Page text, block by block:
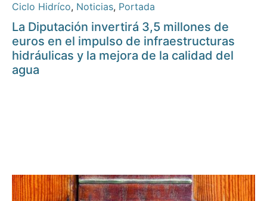
Ciclo Hidríco, Noticias, Portada
La Diputación invertirá 3,5 millones de
euros en el impulso de infraestructuras
hidráulicas y la mejora de la calidad del
agua